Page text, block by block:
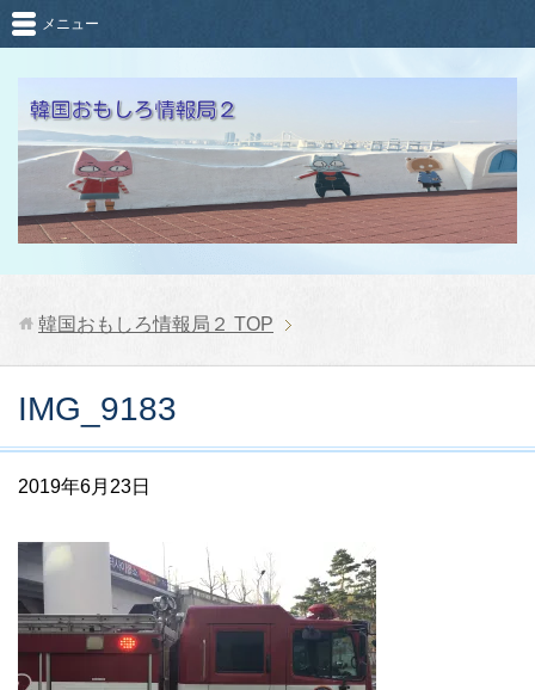
メニュー
韓国おもしろ情報局２ TOP
IMG_9183
2019年6月23日